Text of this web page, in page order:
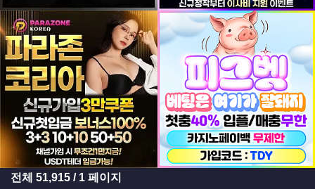
등록일 등록일
전체 51,915 / 1 페이지